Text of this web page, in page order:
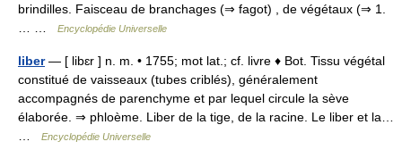
brindilles. Faisceau de branchages (⇒ fagot) , de végétaux (⇒ 1.
Encyclopédie Universelle
liber— [ libɛr ] n. m. • 1755; mot lat.; cf. livre ♦ Bot. Tissu végétal
constitué de vaisseaux (tubes criblés), généralement
accompagnés de parenchyme et par lequel circule la sève
élaborée. ⇒ phloème. Liber de la tige, de la racine. Le liber et la…
Encyclopédie Universelle